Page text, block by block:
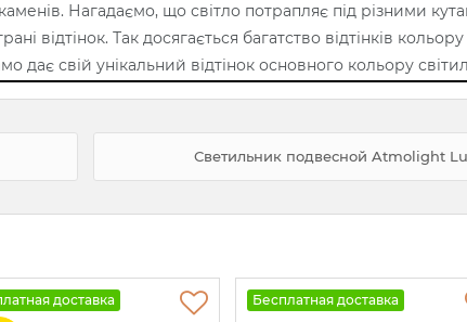
Нагадаємо, що світло потрапляє під різними
Так досягається багатство відтінків кольору і
свій унікальний відтінок основного кольору
Светильник подвесной Atmolight
доставка Бесплатная доставка